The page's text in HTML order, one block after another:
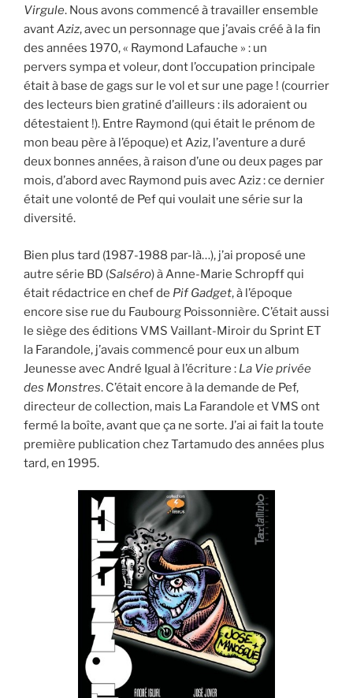
Virgule. Nous avons commencé à travailler ensemble
avantAziz, avec un personnage que j’avais créé à la fin
des années 1970, « Raymond Lafauche » : un
pervers sympa et voleur, dont l’occupation principale
était à base de gags sur le vol et sur une page ! (courrier
des lecteurs bien gratiné d’ailleurs : ils adoraient ou
détestaient !). Entre Raymond (qui était le prénom de
mon beau père à l’époque) et Aziz, l’aventure a duré
deux bonnes années, à raison d’une ou deux pages par
mois, d’abord avec Raymond puis avec Aziz : ce dernier
était une volonté de Pef qui voulait une série sur la
diversité.
Bien plus tard (1987-1988 par-là…), j’ai proposé une
autre série BD (Salséro) à Anne-Marie Schropff qui
était rédactrice en chef de Pif Gadget, à l’époque
encore sise rue du Faubourg Poissonnière. C’était aussi
le siège des éditions VMS Vaillant-Miroir du Sprint ET
la Farandole, j’avais commencé pour eux un album
Jeunesse avec André Igual à l’écriture : La Vie privée
des Monstres. C’était encore à la demande de Pef,
directeur de collection, mais La Farandole et VMS ont
fermé la boîte, avant que ça ne sorte. J’ai ai fait la toute
première publication chez Tartamudo des années plus
tard, en 1995.